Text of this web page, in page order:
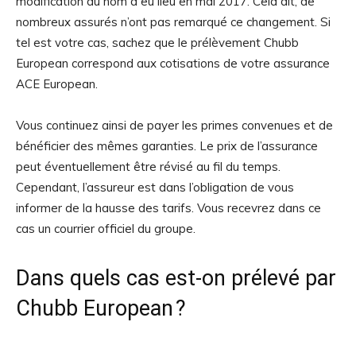
nombreux assurés n’ont pas remarqué ce changement. Si
tel est votre cas, sachez que le prélèvement Chubb
European correspond aux cotisations de votre assurance
ACE European.
Vous continuez ainsi de payer les primes convenues et de
bénéficier des mêmes garanties. Le prix de l’assurance
peut éventuellement être révisé au fil du temps.
Cependant, l’assureur est dans l’obligation de vous
informer de la hausse des tarifs. Vous recevrez dans ce
cas un courrier officiel du groupe.
Dans quels cas est-on prélevé par
Chubb European ?